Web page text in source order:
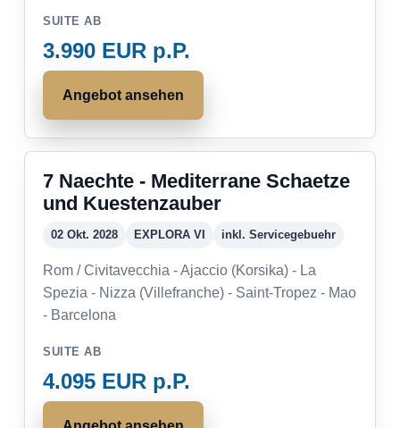
SUITE AB
3.990 EUR p.P.
Angebot ansehen
7 Naechte - Mediterrane Schaetze
und Kuestenzauber
02 Okt. 2028 EXPLORA VI inkl. Servicegebuehr
Rom / Civitavecchia - Ajaccio (Korsika) - La
Spezia - Nizza (Villefranche) - Saint-Tropez - Mao
- Barcelona
SUITE AB
4.095 EUR p.P.